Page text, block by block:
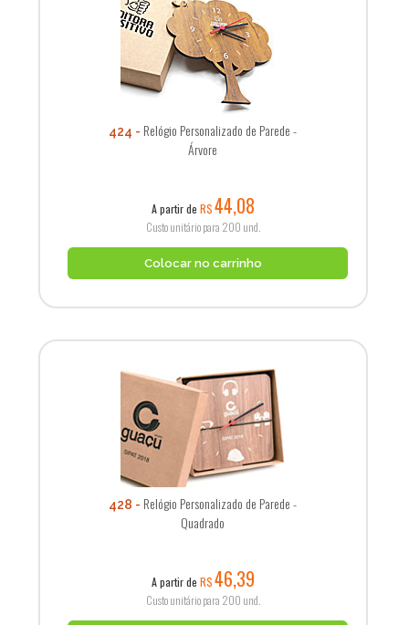
424
Relógio Personalizado de Parede -
Árvore
A partir de R$44,08
Custo unitário para 200 und.
Colocar no carrinho
428
Relógio Personalizado de Parede -
Quadrado
A partir de R$46,39
Custo unitário para 200 und.